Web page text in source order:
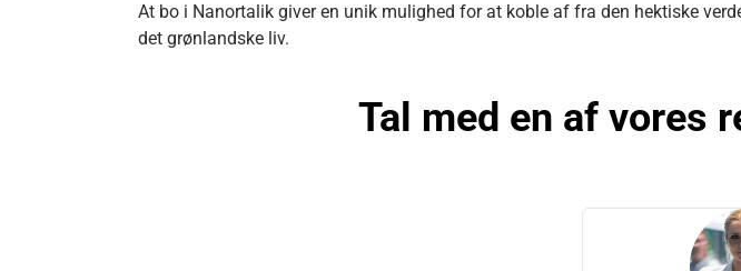
At bo i Nanortalik giver en unik mulighed for at koble af fra den hektiske
det grønlandske liv.
Tal med en af vores